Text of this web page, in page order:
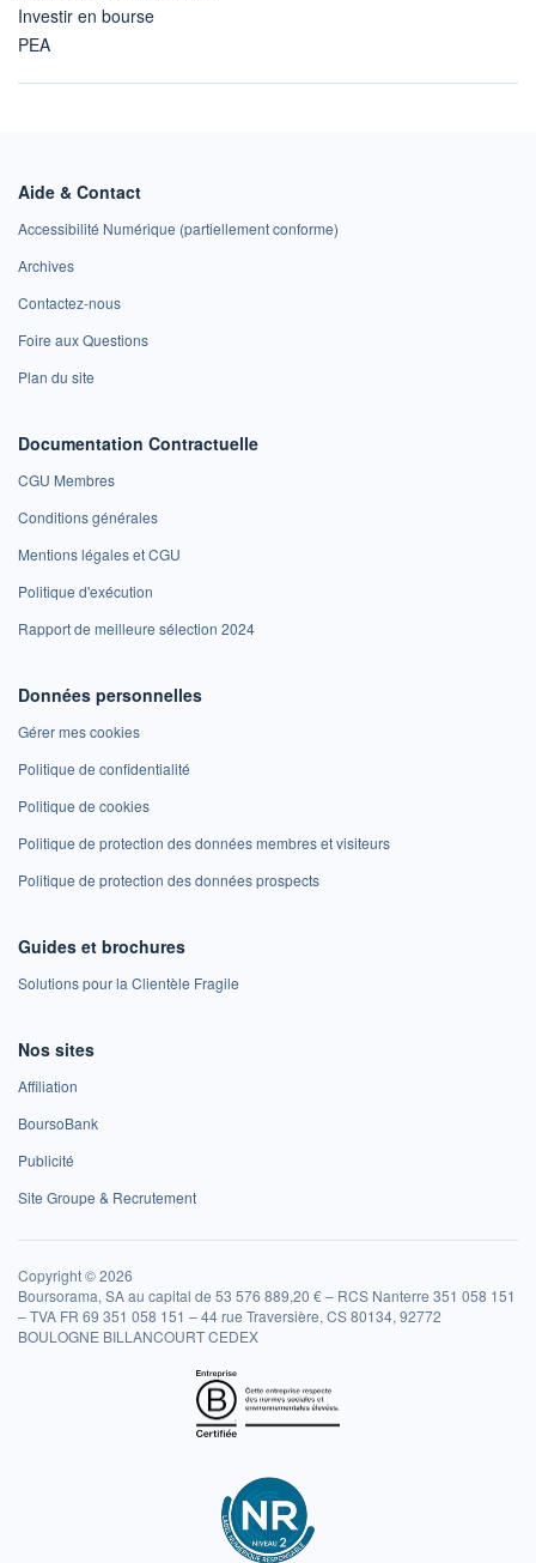
Investir en bourse
PEA
Aide & Contact
Accessibilité Numérique (partiellement conforme)
Archives
Contactez-nous
Foire aux Questions
Plan du site
Documentation Contractuelle
CGU Membres
Conditions générales
Mentions légales et CGU
Politique d'exécution
Rapport de meilleure sélection 2024
Données personnelles
Gérer mes cookies
Politique de confidentialité
Politique de cookies
Politique de protection des données membres et visiteurs
Politique de protection des données prospects
Guides et brochures
Solutions pour la Clientèle Fragile
Nos sites
Affiliation
BoursoBank
Publicité
Site Groupe & Recrutement
Copyright © 2026
Boursorama, SA au capital de 53 576 889,20 € – RCS Nanterre 351 058 151
– TVA FR 69 351 058 151 – 44 rue Traversière, CS 80134, 92772
BOULOGNE BILLANCOURT CEDEX